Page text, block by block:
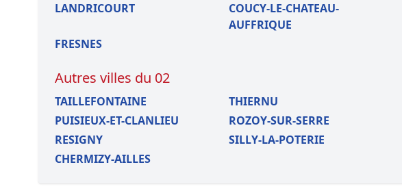
LANDRICOURT
COUCY-LE-CHATEAU-
AUFFRIQUE
FRESNES
Autres villes du 02
TAILLEFONTAINE THIERNU
PUISIEUX-ET-CLANLIEU
ROZOY-SUR-SERRE
RESIGNY
SILLY-LA-POTERIE
CHERMIZY-AILLES